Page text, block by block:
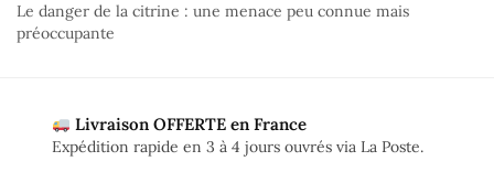
Le danger de la citrine : une menace peu connue mais
préoccupante
Livraison OFFERTE en France
Expédition rapide en 3 à 4 jours ouvrés via La Poste.